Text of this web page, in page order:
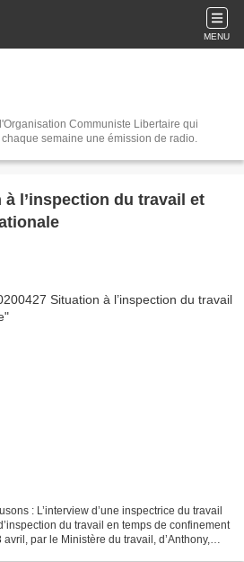
MENU
Communiste Libertaire qui
semaine une émission de radio.
à l’inspection du travail et
: L’interview d’une inspectrice du travail
du travail en temps de confinement
par le Ministère du travail, d’Anthony,